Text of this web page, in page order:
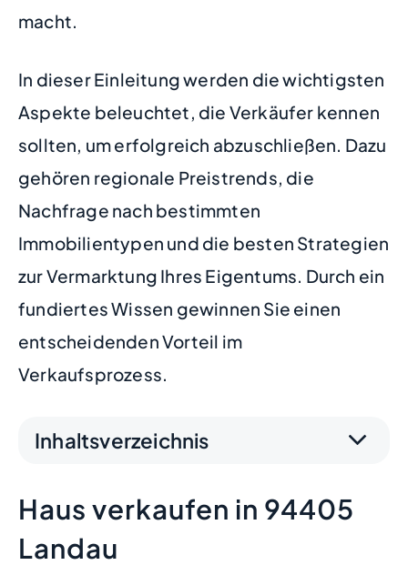
macht.
In dieser Einleitung werden die wichtigsten
Aspekte beleuchtet, die Verkäufer kennen
sollten, um erfolgreich abzuschließen. Dazu
gehören regionale Preistrends, die
Nachfrage nach bestimmten
Immobilientypen und die besten Strategien
zur Vermarktung Ihres Eigentums. Durch ein
fundiertes Wissen gewinnen Sie einen
entscheidenden Vorteil im
Verkaufsprozess.
Inhaltsverzeichnis
Haus verkaufen in 94405
Landau